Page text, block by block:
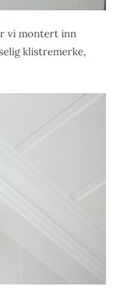
vi montert inn
klistremerke,